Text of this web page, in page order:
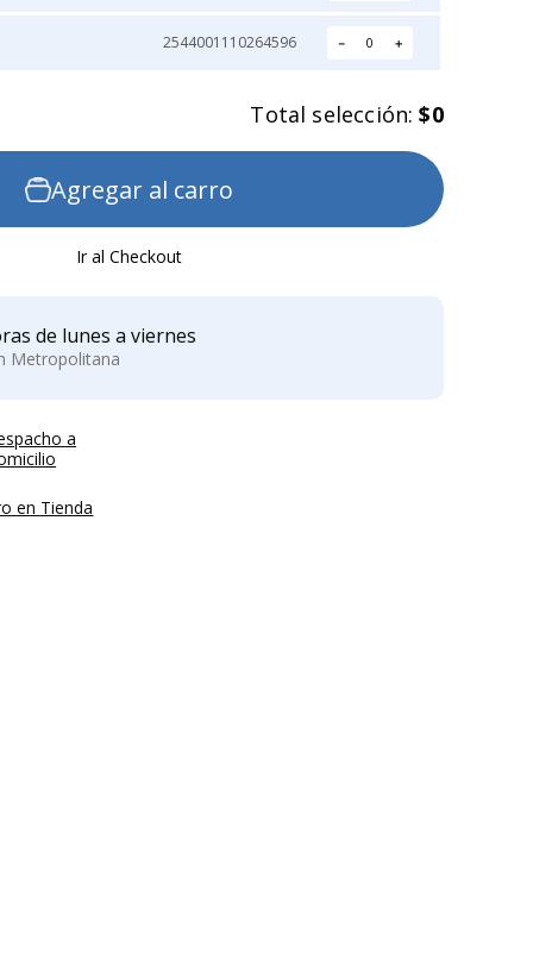
2544001110264596 ＋
－
Total selección: $0
Agregar al carro
Ir al Checkout
de lunes a viernes
Metropolitana
a
en Tienda